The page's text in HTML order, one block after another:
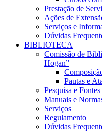
Prestação de
Ações de
Serviços e
Dúvidas
BIBLIOTECA
Comissão de
Hogan”
Pautas e
Pesquisa e
Manuais e
Serviços
Regulamento
Dúvidas